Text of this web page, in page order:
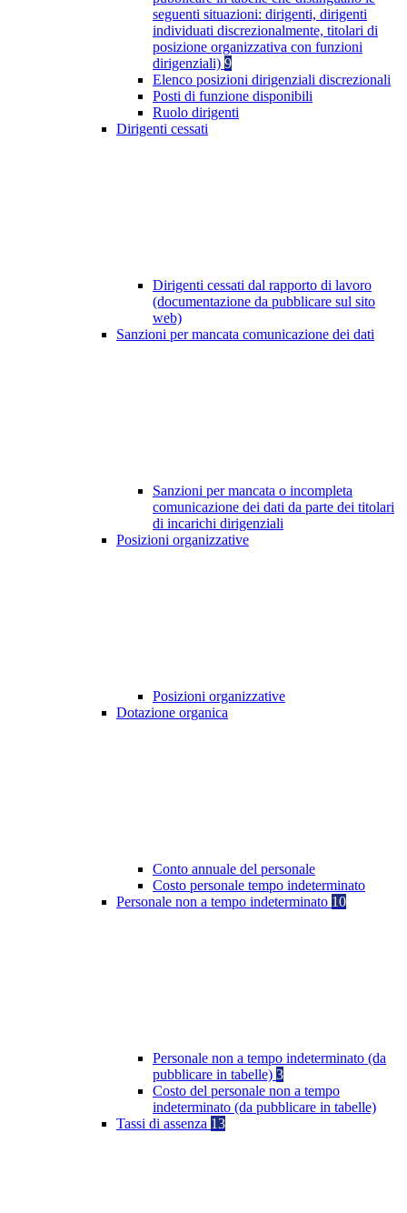
seguenti situazioni: dirigenti, dirigenti
individuati discrezionalmente, titolari di
posizione organizzativa con funzioni
dirigenziali) 9
Elenco posizioni dirigenziali discrezionali
Posti di funzione disponibili
Ruolo dirigenti
Dirigenti cessati
Dirigenti cessati dal rapporto di lavoro
(documentazione da pubblicare sul sito
web)
Sanzioni per mancata comunicazione dei dati
Sanzioni per mancata o incompleta
comunicazione dei dati da parte dei titolari
di incarichi dirigenziali
Posizioni organizzative
Posizioni organizzative
Dotazione organica
Conto annuale del personale
Costo personale tempo indeterminato
Personale non a tempo indeterminato 10
Personale non a tempo indeterminato (da
pubblicare in tabelle) 3
Costo del personale non a tempo
indeterminato (da pubblicare in tabelle)
Tassi di assenza 13